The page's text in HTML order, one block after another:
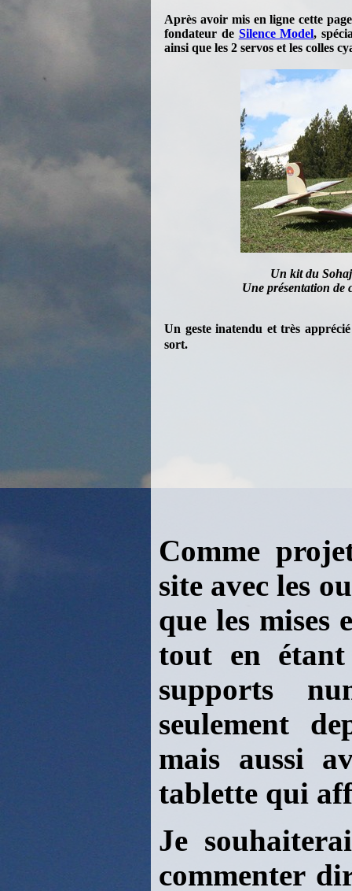
Après avoir mis en ligne cette
fondateur de Silence Model,
ainsi que les 2 servos et les colles
Un kit du
Une présentation de
Un geste inatendu et très
sort.
Comme
site avec les
que les mises
tout en étant
supports
seulement
mais aussi
tablette qui
Je
commenter